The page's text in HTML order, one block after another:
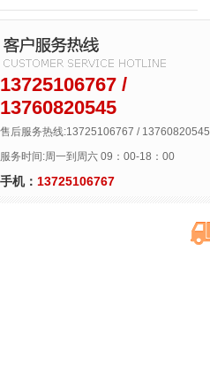
13725106767 /
13760820545
售后服务热线:13725106767 / 13760820545
服务时间:周一到周六 09：00-18：00
手机： 13725106767